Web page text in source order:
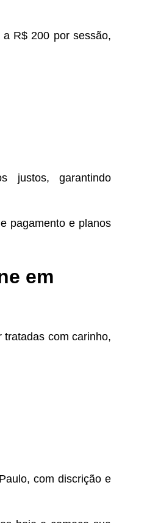
R$ 200 por sessão,
justos, garantindo
pagamento e planos
em
com carinho,
com discrição e